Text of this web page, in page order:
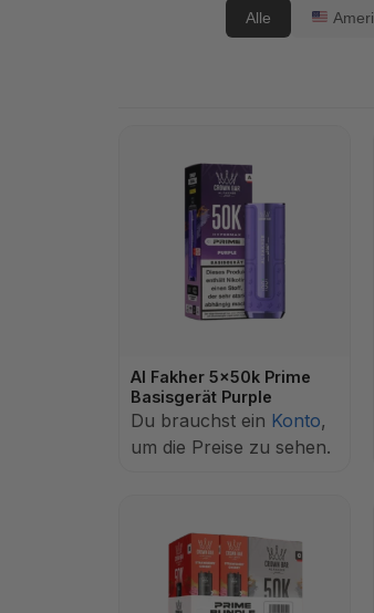
Alle
Al Fakher 5x50k Prime
Basisgerät Purple
Du brauchst ein Konto,
um die Preise zu sehen.